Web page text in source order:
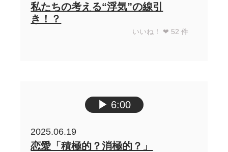
私たちの考える“浮気”の線引
き！？
いいね！ ❤︎ 52 件
▶︎ 6:00
2025.06.19
恋愛「積極的？消極的？」